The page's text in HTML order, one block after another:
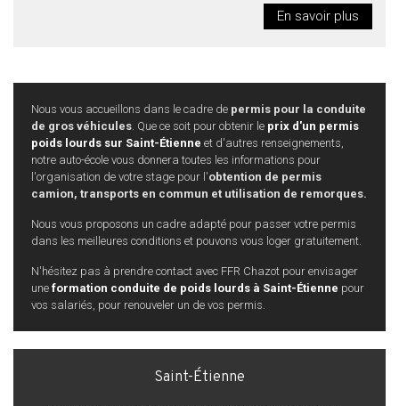
En savoir plus
Nous vous accueillons dans le cadre de permis pour la conduite
de gros véhicules . Que ce soit pour obtenir le prix d'un permis
poids lourds sur Saint-Étienne et d'autres renseignements,
notre auto-école vous donnera toutes les informations pour
l'organisation de votre stage pour l'obtention de permis
camion, transports en commun et utilisation de remorques.
Nous vous proposons un cadre adapté pour passer votre permis
dans les meilleures conditions et pouvons vous loger gratuitement.
N'hésitez pas à prendre contact avec FFR Chazot pour envisager
une formation conduite de poids lourds à Saint-Étienne pour
vos salariés, pour renouveler un de vos permis.
Saint-Étienne